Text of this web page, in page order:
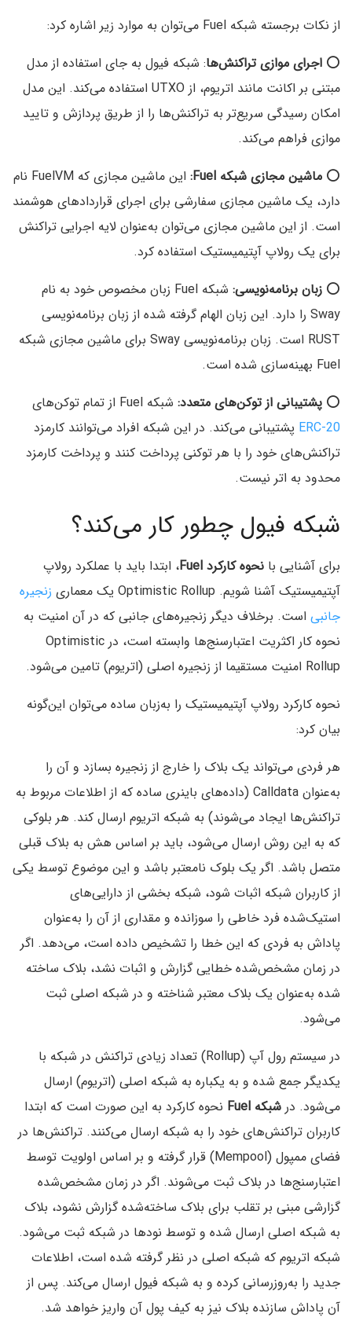
از نکات برجسته شبکه Fuel می‌توان به موارد زیر اشاره کرد:
⭕ اجرای موازی تراکنش‌ها: شبکه فیول به جای استفاده از مدل
مبتنی بر اکانت مانند اتریوم، از UTXO استفاده می‌کند. این مدل
امکان رسیدگی سریع‌تر به تراکنش‌ها را از طریق پردازش و تایید
موازی فراهم می‌کند.
⭕ ماشین مجازی شبکه Fuel:
این ماشین مجازی که FuelVM نام
دارد، یک ماشین مجازی سفارشی برای اجرای قراردادهای هوشمند
است. از این ماشین مجازی می‌توان به‌عنوان لایه اجرایی تراکنش
برای یک رولاپ آپتیمیستیک استفاده کرد.
⭕ زبان برنامه‌نویسی:
شبکه Fuel زبان مخصوص خود به نام
Sway را دارد. این زبان الهام گرفته شده از زبان برنامه‌نویسی
RUST است. زبان برنامه‌نویسی Sway برای ماشین مجازی شبکه
Fuel بهینه‌سازی شده است.
⭕ پشتیبانی از توکن‌های متعدد: شبکه Fuel از تمام توکن‌های
ERC-20 پشتیبانی می‌کند. در این شبکه افراد می‌توانند کارمزد
تراکنش‌های خود را با هر توکنی پرداخت کنند و پرداخت کارمزد
محدود به اتر نیست.
شبکه فیول چطور کار می‌کند؟
برای آشنایی با نحوه کارکرد Fuel
، ابتدا باید با عملکرد رولاپ
آپتیمیستیک آشنا شویم. Optimistic Rollup یک معماری
زنجیره
جانبی است. برخلاف دیگر زنجیره‌های جانبی که در آن امنیت به
نحوه کار اکثریت اعتبارسنج‌ها وابسته است، در Optimistic
Rollup امنیت مستقیما از زنجیره اصلی (اتریوم) تامین می‌شود.
نحوه کارکرد رولاپ آپتیمیستیک را به‌زبان ساده می‌توان این‌گونه
بیان کرد:
هر فردی می‌تواند یک بلاک را خارج از زنجیره بسازد و آن را
به‌عنوان Calldata (داده‌های باینری ساده که از اطلاعات مربوط به
تراکنش‌ها ایجاد می‌شوند) به شبکه اتریوم ارسال کند. هر بلوکی
که به این روش ارسال می‌شود، باید بر اساس هش به بلاک قبلی
متصل باشد. اگر یک بلوک نامعتبر باشد و این موضوع توسط یکی
از کاربران شبکه اثبات شود، شبکه بخشی از دارایی‌های
استیک‌شده فرد خاطی را سوزانده و مقداری از آن را به‌عنوان
پاداش به فردی که این خطا را تشخیص داده است، می‌دهد. اگر
در زمان مشخص‌شده خطایی گزارش و اثبات نشد، بلاک ساخته
شده به‌عنوان یک بلاک معتبر شناخته و در شبکه اصلی ثبت
می‌شود.
در سیستم رول آپ (Rollup) تعداد زیادی تراکنش در شبکه با
یکدیگر جمع شده و به یکباره به شبکه اصلی (اتریوم) ارسال
می‌شود. در شبکه Fuel
نحوه کارکرد به این صورت است که ابتدا
کاربران تراکنش‌های خود را به شبکه ارسال می‌کنند. تراکنش‌ها در
فضای ممپول (Mempool) قرار گرفته و بر اساس اولویت توسط
اعتبارسنج‌ها در بلاک ثبت می‌شوند. اگر در زمان مشخص‌شده
گزارشی مبنی بر تقلب برای بلاک ساخته‌شده گزارش نشود، بلاک
به شبکه اصلی ارسال شده و توسط نودها در شبکه ثبت می‌شود.
شبکه اتریوم که شبکه اصلی در نظر گرفته شده است، اطلاعات
جدید را به‌روزرسانی کرده و به شبکه فیول ارسال می‌کند. پس از
آن پاداش سازنده بلاک نیز به کیف پول آن واریز خواهد شد.